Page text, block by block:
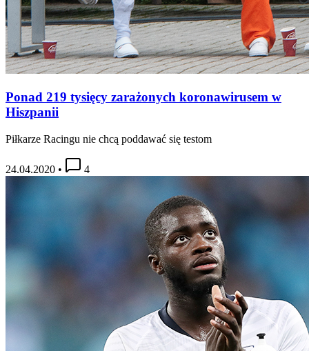
Ponad 219 tysięcy zarażonych koronawirusem w
Hiszpanii
Piłkarze Racingu nie chcą poddawać się testom
24.04.2020 • 4